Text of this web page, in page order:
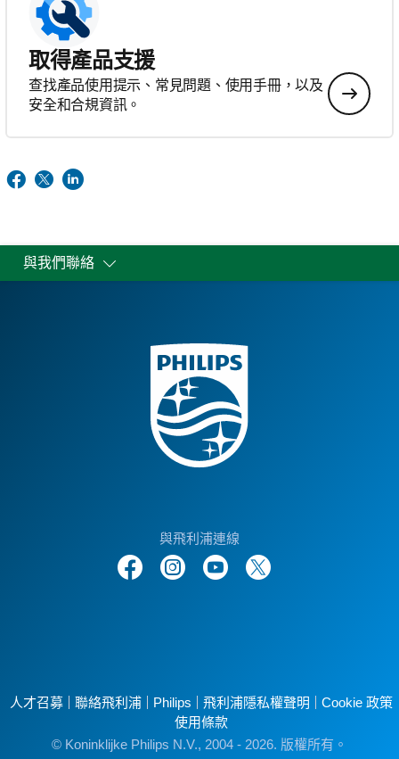
取得產品支援
查找產品使用提示、常見問題、使用手冊，以及
安全和合規資訊。
與我們聯絡
與飛利浦連線
人才召募 聯絡飛利浦 Philips 飛利浦隱私權聲明
Cookie 政策
使用條款
© Koninklijke Philips N.V., 2004 - 2026. 版權所有。